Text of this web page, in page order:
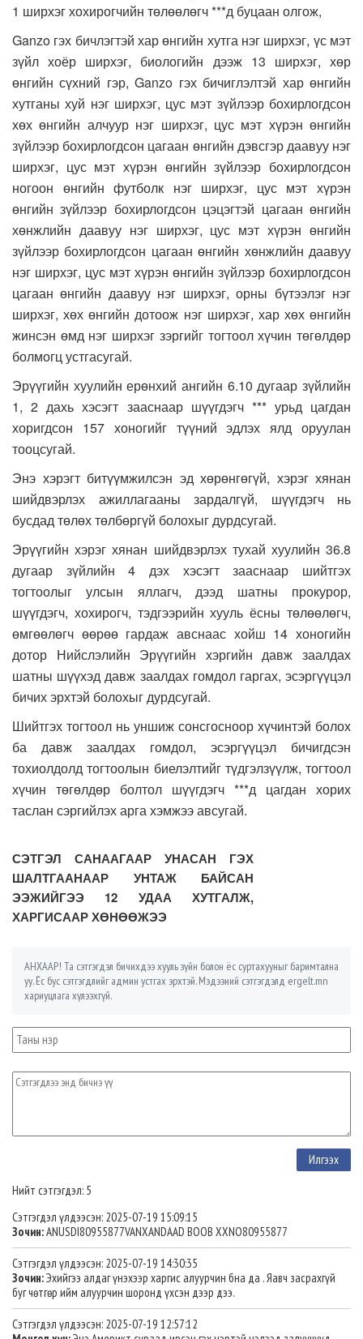
1 ширхэг хохирогчийн төлөөлөгч ***д буцаан олгож,
Ganzo гэх бичлэгтэй хар өнгийн хутга нэг ширхэг, үс мэт
зүйл хоёр ширхэг, биологийн дээж 13 ширхэг, хөр
өнгийн сүхний гэр, Ganzo гэх бичиглэлтэй хар өнгийн
хутганы хуй нэг ширхэг, цус мэт зүйлээр бохирлогдсон
хөх өнгийн алчуур нэг ширхэг, цус мэт хүрэн өнгийн
зүйлээр бохирлогдсон цагаан өнгийн дэвсгэр даавуу нэг
ширхэг, цус мэт хүрэн өнгийн зүйлээр бохирлогдсон
ногоон өнгийн футболк нэг ширхэг, цус мэт хүрэн
өнгийн зүйлээр бохирлогдсон цэцэгтэй цагаан өнгийн
хөнжлийн даавуу нэг ширхэг, цус мэт хүрэн өнгийн
зүйлээр бохирлогдсон цагаан өнгийн хөнжлийн даавуу
нэг ширхэг, цус мэт хүрэн өнгийн зүйлээр бохирлогдсон
цагаан өнгийн даавуу нэг ширхэг, орны бүтээлэг нэг
ширхэг, хөх өнгийн дотоож нэг ширхэг, хар хөх өнгийн
жинсэн өмд нэг ширхэг зэргийг тогтоол хүчин төгөлдөр
болмогц устгасугай.
Эрүүгийн хуулийн ерөнхий ангийн 6.10 дугаар зүйлийн
1, 2 дахь хэсэгт зааснаар шүүгдэгч *** урьд цагдан
хоригдсон 157 хоногийг түүний эдлэх ялд оруулан
тооцсугай.
Энэ хэрэгт битүүмжилсэн эд хөрөнгөгүй, хэрэг хянан
шийдвэрлэх ажиллагааны зардалгүй, шүүгдэгч нь
бусдад төлөх төлбөргүй болохыг дурдсугай.
Эрүүгийн хэрэг хянан шийдвэрлэх тухай хуулийн 36.8
дугаар зүйлийн 4 дэх хэсэгт зааснаар шийтгэх
тогтоолыг улсын яллагч, дээд шатны прокурор,
шүүгдэгч, хохирогч, тэдгээрийн хууль ёсны төлөөлөгч,
өмгөөлөгч өөрөө гардаж авснаас хойш 14 хоногийн
дотор Нийслэлийн Эрүүгийн хэргийн давж заалдах
шатны шүүхэд давж заалдах гомдол гаргах, эсэргүүцэл
бичих эрхтэй болохыг дурдсугай.
Шийтгэх тогтоол нь уншиж сонсгосноор хүчинтэй болох
ба давж заалдах гомдол, эсэргүүцэл бичигдсэн
тохиолдолд тогтоолын биелэлтийг түдгэлзүүлж, тогтоол
хүчин төгөлдөр болтол шүүгдэгч ***д цагдан хорих
таслан сэргийлэх арга хэмжээ авсугай.
СЭТГЭЛ САНААГААР УНАСАН ГЭХ
ШАЛТГААНААР УНТАЖ БАЙСАН
ЭЭЖИЙГЭЭ 12 УДАА ХУТГАЛЖ,
ХАРГИСААР ХӨНӨӨЖЭЭ
АНХААР! Та сэтгэгдэл бичихдээ хууль зүйн болон ёс суртахууныг баримтална
уу. Ёс бус сэтгэгдлийг админ устгах эрхтэй. Мэдээний сэтгэгдэлд ergelt.mn
хариуцлага хүлээхгүй.
Нийт сэтгэгдэл: 5
Сэтгэгдэл үлдээсэн: 2025-07-19 15:09:15
Зочин:ANUSDI80955877VANXANDAAD BOOB XXNO80955877
Сэтгэгдэл үлдээсэн: 2025-07-19 14:30:35
Зочин:Эхийгээ алдаг үнэхээр харгис алуурчин бна да . Яавч засрахгүй
буг чөтгөр ийм алуурчин шоронд үхсэн дээр дээ.
Сэтгэгдэл үлдээсэн: 2025-07-19 12:57:12